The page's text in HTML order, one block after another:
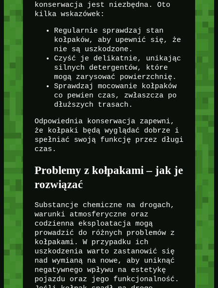
konserwacja jest niezbędna. Oto
kilka wskazówek:
Regularnie sprawdzaj stan
kołpaków, aby upewnić się, że
nie są uszkodzone.
Czyść je delikatnie, unikając
silnych detergentów, które
mogą zarysować powierzchnię.
Sprawdzaj mocowanie kołpaków
co pewien czas, zwłaszcza po
dłuższych trasach.
Odpowiednia konserwacja zapewni,
że kołpaki będą wyglądać dobrze i
spełniać swoją funkcję przez długi
czas.
Problemy z kołpakami – jak je
rozwiązać
Substancje chemiczne na drogach,
warunki atmosferyczne oraz
codzienna eksploatacja mogą
prowadzić do różnych problemów z
kołpakami. W przypadku ich
uszkodzenia warto zastanowić się
nad wymianą na nowe, aby uniknąć
negatywnego wpływu na estetykę
pojazdu oraz jego funkcjonalność.